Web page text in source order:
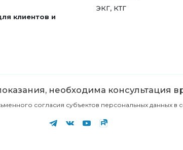
клиентов и
ЭКГ, КТГ
необходима консультация
согласия субъектов персональных данных в